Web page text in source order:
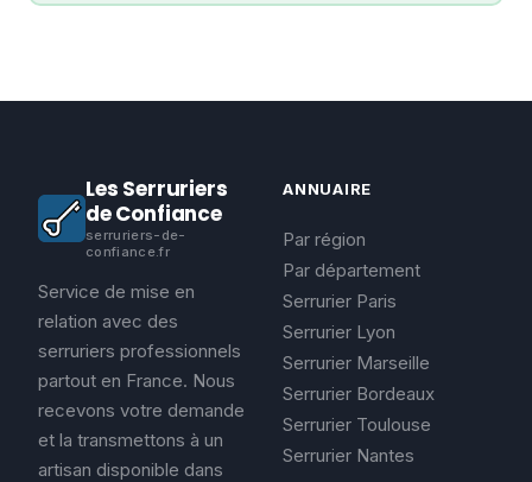
Les Serruriers
de Confiance
serruriers-de-
confiance.fr
Service de mise en
relation avec des
serruriers professionnels
partout en France. Nous
recevons votre demande
et la transmettons à un
artisan disponible dans
ANNUAIRE
Par région
Par département
Serrurier Paris
Serrurier Lyon
Serrurier Marseille
Serrurier Bordeaux
Serrurier Toulouse
Serrurier Nantes